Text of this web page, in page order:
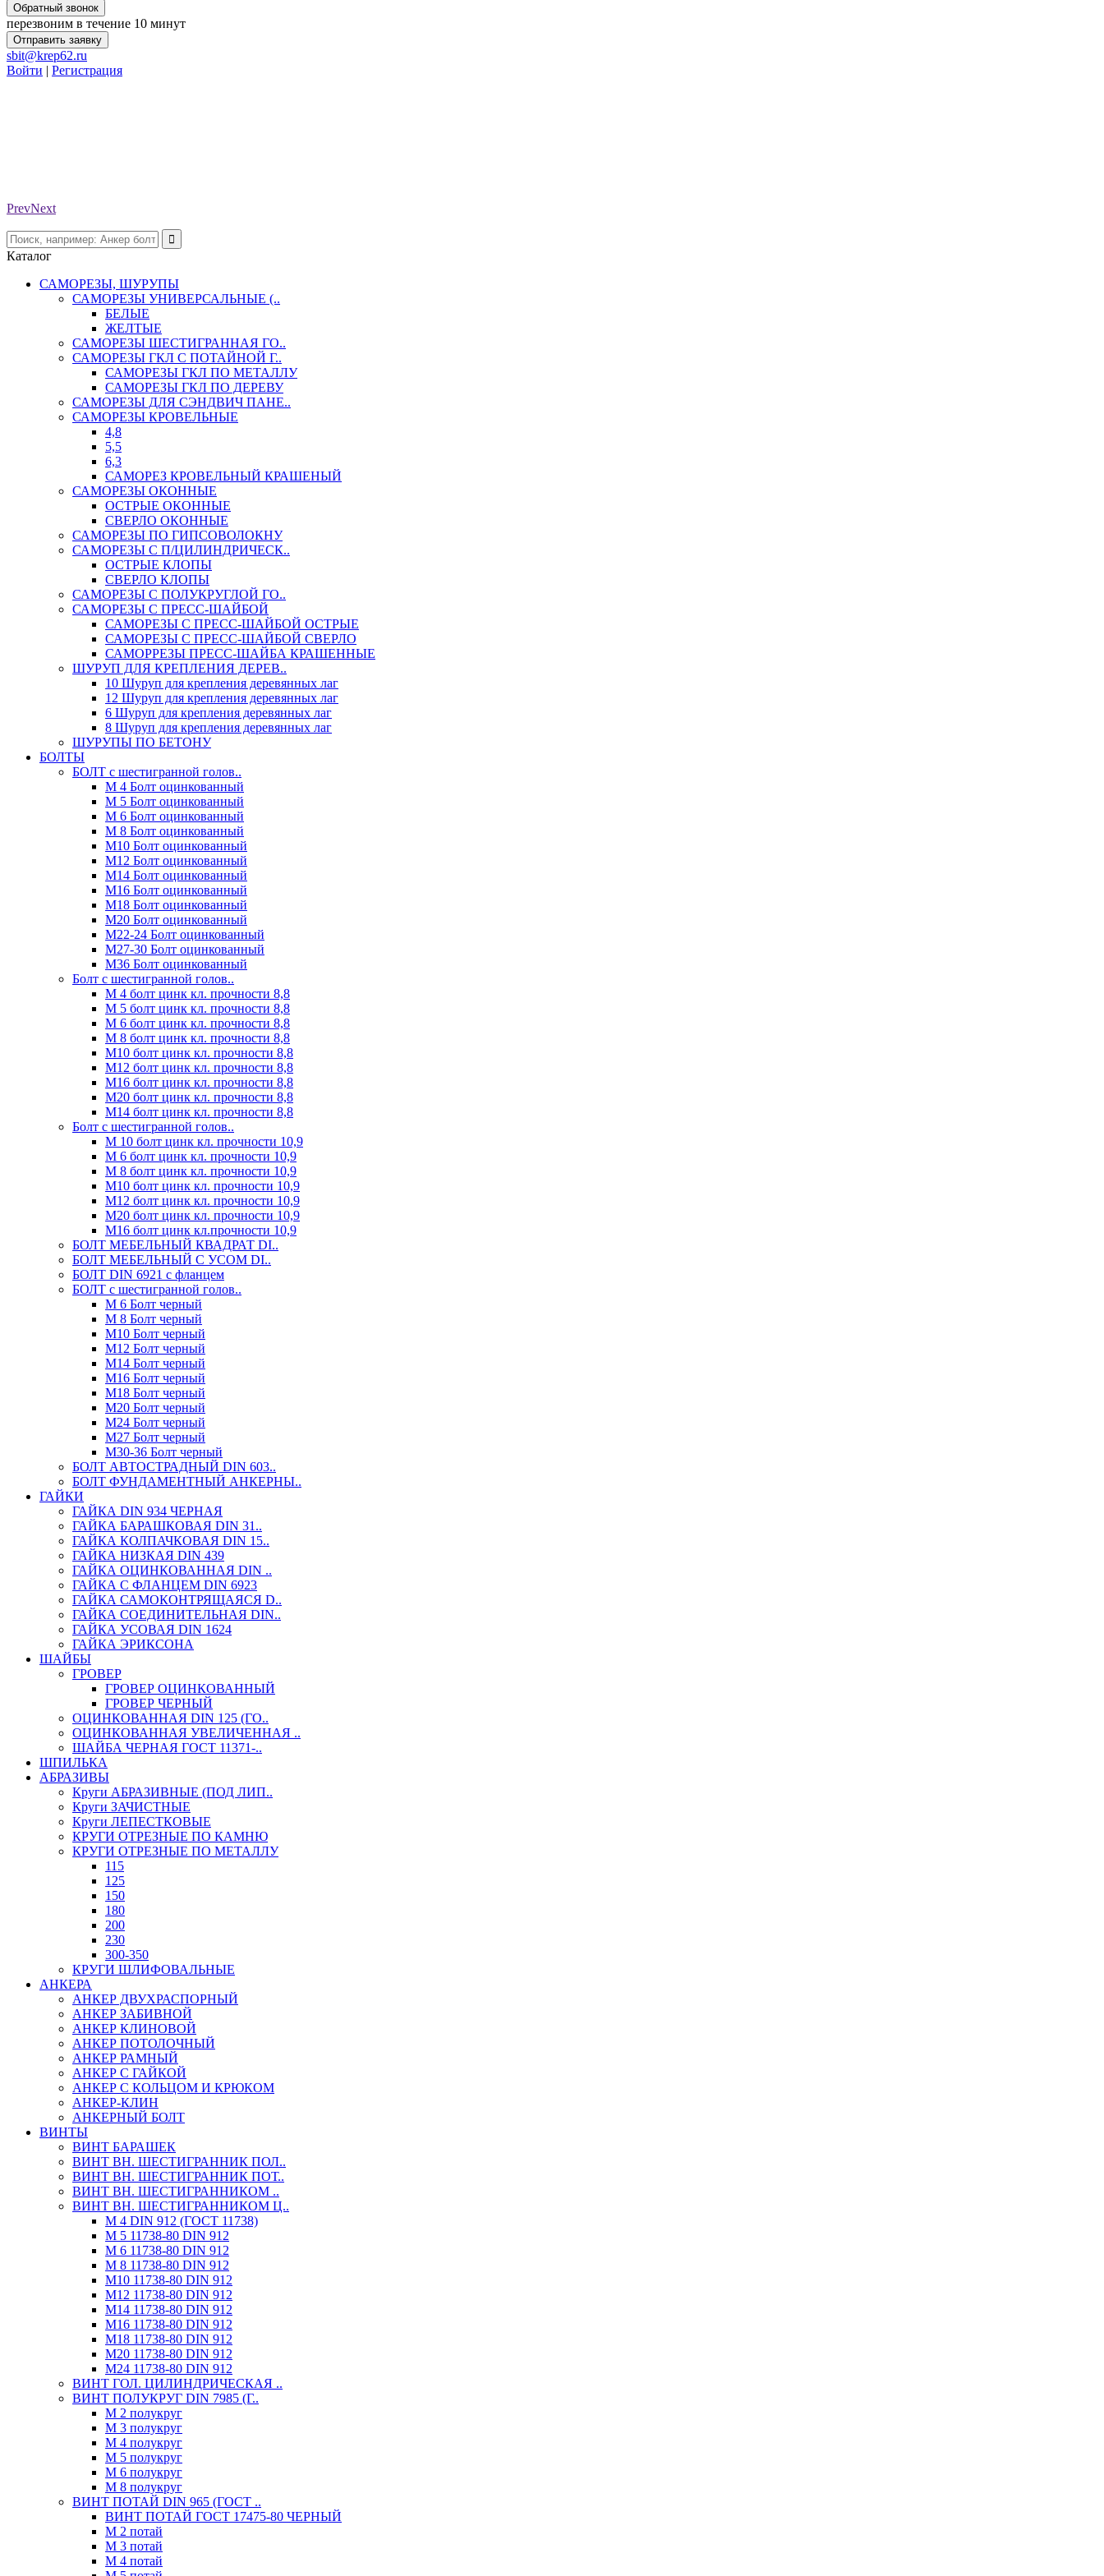
Обратный звонок
перезвоним в течение 10 минут
Отправить заявку
sbit@krep62.ru
Войти | Регистрация
PrevNext
Каталог
САМОРЕЗЫ, ШУРУПЫ
САМОРЕЗЫ УНИВЕРСАЛЬНЫЕ (..
БЕЛЫЕ
ЖЕЛТЫЕ
САМОРЕЗЫ ШЕСТИГРАННАЯ ГО..
САМОРЕЗЫ ГКЛ С ПОТАЙНОЙ Г..
САМОРЕЗЫ ГКЛ ПО МЕТАЛЛУ
САМОРЕЗЫ ГКЛ ПО ДЕРЕВУ
САМОРЕЗЫ ДЛЯ СЭНДВИЧ ПАНЕ..
САМОРЕЗЫ КРОВЕЛЬНЫЕ
4,8
5,5
6,3
САМОРЕЗ КРОВЕЛЬНЫЙ КРАШЕНЫЙ
САМОРЕЗЫ ОКОННЫЕ
ОСТРЫЕ ОКОННЫЕ
СВЕРЛО ОКОННЫЕ
САМОРЕЗЫ ПО ГИПСОВОЛОКНУ
САМОРЕЗЫ С П/ЦИЛИНДРИЧЕСК..
ОСТРЫЕ КЛОПЫ
СВЕРЛО КЛОПЫ
САМОРЕЗЫ С ПОЛУКРУГЛОЙ ГО..
САМОРЕЗЫ С ПРЕСС-ШАЙБОЙ
САМОРЕЗЫ С ПРЕСС-ШАЙБОЙ ОСТРЫЕ
САМОРЕЗЫ С ПРЕСС-ШАЙБОЙ СВЕРЛО
САМОРРЕЗЫ ПРЕСС-ШАЙБА КРАШЕННЫЕ
ШУРУП ДЛЯ КРЕПЛЕНИЯ ДЕРЕВ..
10 Шуруп для крепления деревянных лаг
12 Шуруп для крепления деревянных лаг
6 Шуруп для крепления деревянных лаг
8 Шуруп для крепления деревянных лаг
ШУРУПЫ ПО БЕТОНУ
БОЛТЫ
БОЛТ с шестигранной голов..
М 4 Болт оцинкованный
М 5 Болт оцинкованный
М 6 Болт оцинкованный
М 8 Болт оцинкованный
М10 Болт оцинкованный
М12 Болт оцинкованный
М14 Болт оцинкованный
М16 Болт оцинкованный
М18 Болт оцинкованный
М20 Болт оцинкованный
М22-24 Болт оцинкованный
М27-30 Болт оцинкованный
М36 Болт оцинкованный
Болт с шестигранной голов..
М 4 болт цинк кл. прочности 8,8
М 5 болт цинк кл. прочности 8,8
М 6 болт цинк кл. прочности 8,8
М 8 болт цинк кл. прочности 8,8
М10 болт цинк кл. прочности 8,8
М12 болт цинк кл. прочности 8,8
М16 болт цинк кл. прочности 8,8
М20 болт цинк кл. прочности 8,8
М14 болт цинк кл. прочности 8,8
Болт с шестигранной голов..
М 10 болт цинк кл. прочности 10,9
М 6 болт цинк кл. прочности 10,9
М 8 болт цинк кл. прочности 10,9
М10 болт цинк кл. прочности 10,9
М12 болт цинк кл. прочности 10,9
М20 болт цинк кл. прочности 10,9
М16 болт цинк кл.прочности 10,9
БОЛТ МЕБЕЛЬНЫЙ КВАДРАТ DI..
БОЛТ МЕБЕЛЬНЫЙ С УСОМ DI..
БОЛТ DIN 6921 c фланцем
БОЛТ с шестигранной голов..
М 6 Болт черный
М 8 Болт черный
М10 Болт черный
М12 Болт черный
М14 Болт черный
М16 Болт черный
М18 Болт черный
М20 Болт черный
М24 Болт черный
М27 Болт черный
М30-36 Болт черный
БОЛТ АВТОСТРАДНЫЙ DIN 603..
БОЛТ ФУНДАМЕНТНЫЙ АНКЕРНЫ..
ГАЙКИ
ГАЙКА DIN 934 ЧЕРНАЯ
ГАЙКА БАРАШКОВАЯ DIN 31..
ГАЙКА КОЛПАЧКОВАЯ DIN 15..
ГАЙКА НИЗКАЯ DIN 439
ГАЙКА ОЦИНКОВАННАЯ DIN ..
ГАЙКА С ФЛАНЦЕМ DIN 6923
ГАЙКА САМОКОНТРЯЩАЯСЯ D..
ГАЙКА СОЕДИНИТЕЛЬНАЯ DIN..
ГАЙКА УСОВАЯ DIN 1624
ГАЙКА ЭРИКСОНА
ШАЙБЫ
ГРОВЕР
ГРОВЕР ОЦИНКОВАННЫЙ
ГРОВЕР ЧЕРНЫЙ
ОЦИНКОВАННАЯ DIN 125 (ГО..
ОЦИНКОВАННАЯ УВЕЛИЧЕННАЯ ..
ШАЙБА ЧЕРНАЯ ГОСТ 11371-..
ШПИЛЬКА
АБРАЗИВЫ
Круги АБРАЗИВНЫЕ (ПОД ЛИП..
Круги ЗАЧИСТНЫЕ
Круги ЛЕПЕСТКОВЫЕ
КРУГИ ОТРЕЗНЫЕ ПО КАМНЮ
КРУГИ ОТРЕЗНЫЕ ПО МЕТАЛЛУ
115
125
150
180
200
230
300-350
КРУГИ ШЛИФОВАЛЬНЫЕ
АНКЕРА
АНКЕР ДВУХРАСПОРНЫЙ
АНКЕР ЗАБИВНОЙ
АНКЕР КЛИНОВОЙ
АНКЕР ПОТОЛОЧНЫЙ
АНКЕР РАМНЫЙ
АНКЕР С ГАЙКОЙ
АНКЕР С КОЛЬЦОМ И КРЮКОМ
АНКЕР-КЛИН
АНКЕРНЫЙ БОЛТ
ВИНТЫ
ВИНТ БАРАШЕК
ВИНТ ВН. ШЕСТИГРАННИК ПОЛ..
ВИНТ ВН. ШЕСТИГРАННИК ПОТ..
ВИНТ ВН. ШЕСТИГРАННИКОМ ..
ВИНТ ВН. ШЕСТИГРАННИКОМ Ц..
М 4 DIN 912 (ГОСТ 11738)
М 5 11738-80 DIN 912
М 6 11738-80 DIN 912
М 8 11738-80 DIN 912
М10 11738-80 DIN 912
М12 11738-80 DIN 912
М14 11738-80 DIN 912
М16 11738-80 DIN 912
М18 11738-80 DIN 912
М20 11738-80 DIN 912
М24 11738-80 DIN 912
ВИНТ ГОЛ. ЦИЛИНДРИЧЕСКАЯ ..
ВИНТ ПОЛУКРУГ DIN 7985 (Г..
М 2 полукруг
М 3 полукруг
М 4 полукруг
М 5 полукруг
М 6 полукруг
М 8 полукруг
ВИНТ ПОТАЙ DIN 965 (ГОСТ ..
ВИНТ ПОТАЙ ГОСТ 17475-80 ЧЕРНЫЙ
М 2 потай
М 3 потай
М 4 потай